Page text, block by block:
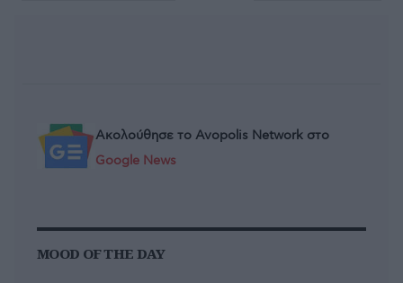
Ακολούθησε το Avopolis Network στο
Google News
MOOD OF THE DAY